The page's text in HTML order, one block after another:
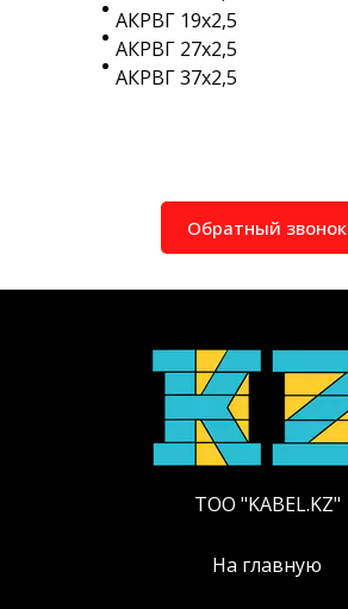
АКРВГ 19х2,5
АКРВГ 27х2,5
АКРВГ 37х2,5
Обратный звонок
ТОО "KABEL.KZ"
На главную